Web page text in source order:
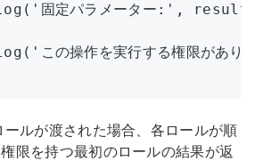
( '固定パラメーター:' , result
( 'この操作を実行する権限があり
ールが渡された場合、各ロールが順
限を持つ最初のロールの結果が返